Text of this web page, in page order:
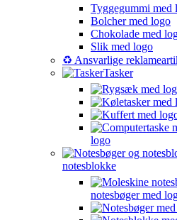
Tyggegummi med
Bolcher med logo
Chokolade med
Slik med logo
♻️ Ansvarlige
Tasker
logo
notesblokke
notesbøger med